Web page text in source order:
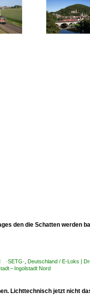
den die Schatten werden
·SETG· Deutschland / E-Loks |
– Ingolstadt Nord
Lichttechnisch jetzt nicht